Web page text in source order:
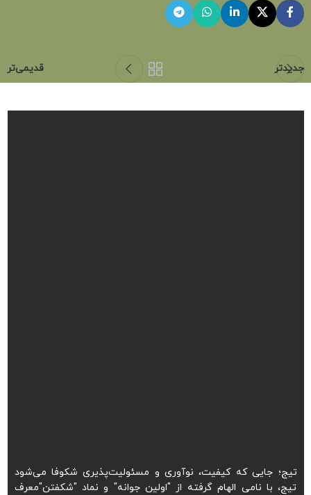
جدیدتر قدیمی‌تر
تیج؛ جایی که کیفیت، نوآوری و مسئولیت‌پذیری شکوفا می‌شود
تیج، با نامی الهام گرفته از "اولین جوانه" و نماد "شکفتن"معرف